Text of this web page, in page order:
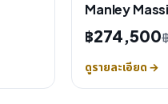
Manley
฿274,500
ดูรายละเอียด →